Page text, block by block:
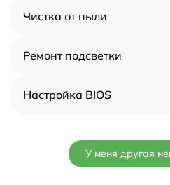
Чистка от пыли
Ремонт подсветки
Настройка BIOS
У меня другая